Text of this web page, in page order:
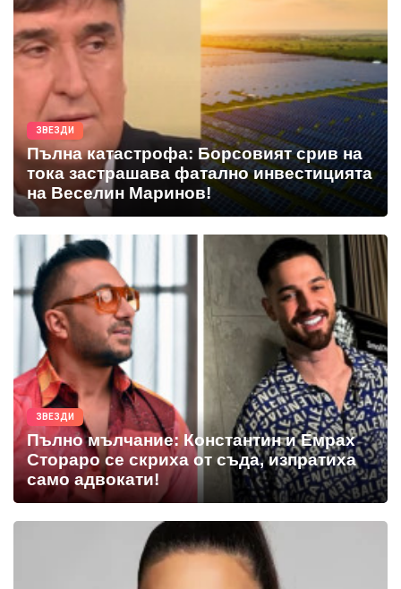
ЗВЕЗДИ
Пълна катастрофа: Борсовият срив на
тока застрашава фатално инвестицията
на Веселин Маринов!
ЗВЕЗДИ
Пълно мълчание: Константин и Емрах
Стораро се скриха от съда, изпратиха
само адвокати!